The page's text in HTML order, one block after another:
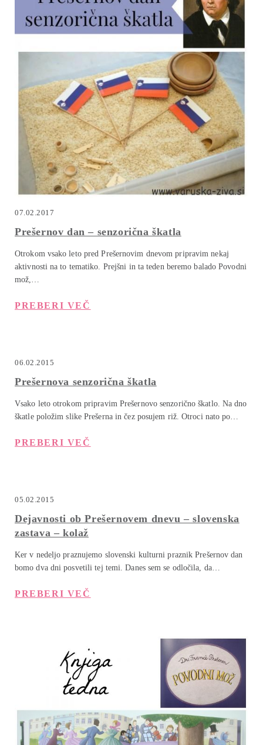
07.02.2017
Prešernov dan – senzorična škatla
Otrokom vsako leto pred Prešernovim dnevom pripravim nekaj
aktivnosti na to tematiko. Prejšni in ta teden beremo balado Povodni
mož,…
PREBERI VEČ
06.02.2015
Prešernova senzorična škatla
Vsako leto otrokom pripravim Prešernovo senzorično škatlo. Na dno
škatle položim slike Prešerna in čez posujem riž. Otroci nato po…
PREBERI VEČ
05.02.2015
Dejavnosti ob Prešernovem dnevu – slovenska
zastava – kolaž
Ker v nedeljo praznujemo slovenski kulturni praznik Prešernov dan
bomo dva dni posvetili tej temi. Danes sem se odločila, da…
PREBERI VEČ